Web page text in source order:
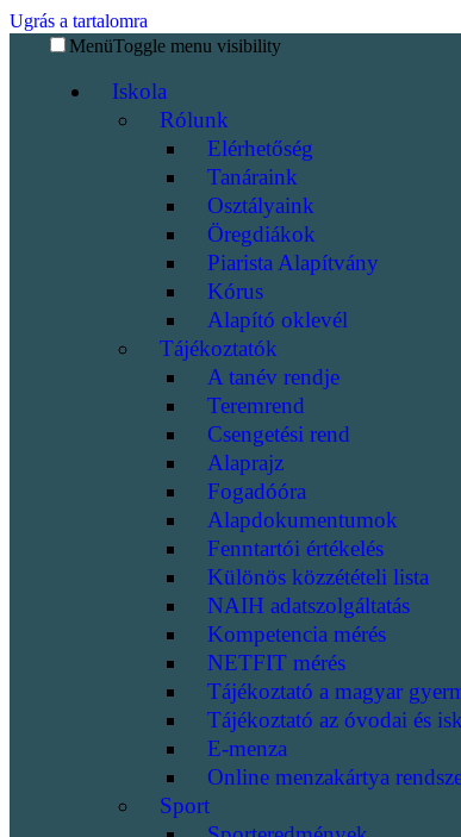
Ugrás a tartalomra
MenüToggle menu visibility
Iskola
Rólunk
Elérhetőség
Tanáraink
Osztályaink
Öregdiákok
Piarista Alapítvány
Kórus
Alapító oklevél
Tájékoztatók
A tanév rendje
Teremrend
Csengetési rend
Alaprajz
Fogadóóra
Alapdokumentumok
Fenntartói értékelés
Különös közzétételi lista
NAIH adatszolgáltatás
Kompetencia mérés
NETFIT mérés
Tájékoztató a magyar
Tájékoztató az óvodai és
E-menza
Online menzakártya
Sport